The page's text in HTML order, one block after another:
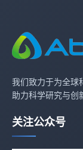
我们致力于为全球
助力科学研究与创
关注公众号